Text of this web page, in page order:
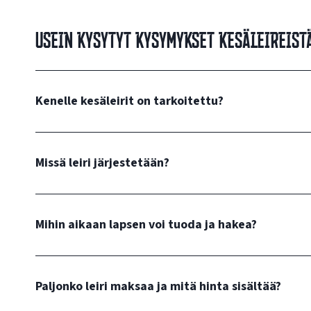
Usein kysytyt kysymykset
Kenelle kesäleirit on tarkoitettu?
Missä leiri järjestetään?
Mihin aikaan lapsen voi tuoda ja hakea?
Paljonko leiri maksaa ja mitä hinta sisältää?